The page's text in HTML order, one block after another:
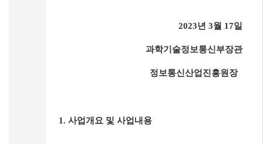
2023년 3월 17일
과학기술정보통신부장관
정보통신산업진흥원장
1. 사업개요 및 사업내용